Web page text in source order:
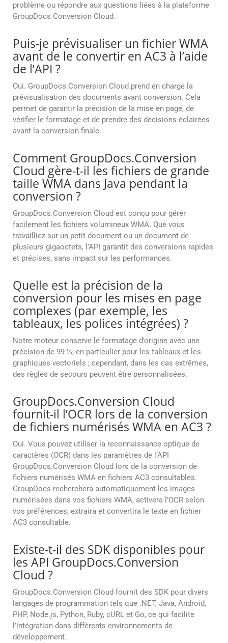
problème ou répondre aux questions liées à la plateforme
GroupDocs.Conversion Cloud.
Puis-je prévisualiser un fichier WMA
avant de le convertir en AC3 à l’aide
de l’API ?
Oui. GroupDocs.Conversion Cloud prend en charge la
prévisualisation des documents avant conversion. Cela
permet de garantir la précision de la mise en page, de
vérifier le formatage et de prendre des décisions éclairées
avant la conversion finale.
Comment GroupDocs.Conversion
Cloud gère-t-il les fichiers de grande
taille WMA dans Java pendant la
conversion ?
GroupDocs.Conversion Cloud est conçu pour gérer
facilement les fichiers volumineux WMA. Que vous
travailliez sur un petit document ou un document de
plusieurs gigaoctets, l’API garantit des conversions rapides
et précises, sans impact sur les performances.
Quelle est la précision de la
conversion pour les mises en page
complexes (par exemple, les
tableaux, les polices intégrées) ?
Notre moteur conserve le formatage d’origine avec une
précision de 99 %, en particulier pour les tableaux et les
graphiques vectoriels ; cependant, dans les cas extrêmes,
des règles de secours peuvent être personnalisées.
GroupDocs.Conversion Cloud
fournit-il l’OCR lors de la conversion
de fichiers numérisés WMA en AC3 ?
Oui. Vous pouvez utiliser la reconnaissance optique de
caractères (OCR) dans les paramètres de l’API
GroupDocs.Conversion Cloud lors de la conversion de
fichiers numérisés WMA en fichiers AC3 consultables.
GroupDocs recherchera automatiquement les images
numérisées dans vos fichiers WMA, activera l’OCR selon
vos préférences, extraira et convertira le texte en fichier
AC3 consultable.
Existe-t-il des SDK disponibles pour
les API GroupDocs.Conversion
Cloud ?
GroupDocs.Conversion Cloud fournit des SDK pour divers
langages de programmation tels que .NET, Java, Android,
PHP, Node.js, Python, Ruby, cURL et Go, ce qui facilite
l’intégration dans différents environnements de
développement.